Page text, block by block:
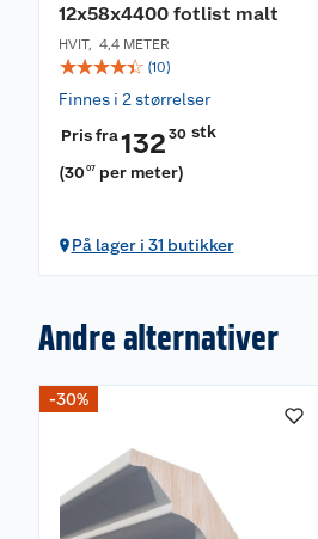
12x58x4400 fotlist malt
HVIT, 4,4 METER
☆☆☆☆☆ (10)
Finnes i 2 størrelser
Pris fra132 30 stk
(3007 per meter)
På lager i 31 butikker
Andre alternativer
-30%